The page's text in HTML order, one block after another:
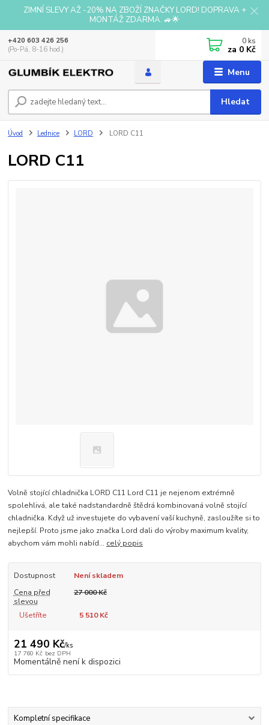
ZIMNÍ SLEVY AŽ -20% NA ZBOŽÍ ZNAČKY LORD! DOPRAVA +
MONTÁŽ ZDARMA. 🚙🌟
Menu
Hledat
+420 603 426 256
(Po-Pá, 8-16 hod.)
0 ks
za 0 Kč
Úvod Lednice LORD LORD C11
LORD C11
Volně stojící chladnička LORD C11 Lord C11 je nejenom extrémně
spolehlivá, ale také nadstandardně štědrá kombinovaná volně stojící
chladnička. Když už investujete do vybavení vaší kuchyně, zasloužíte si to
nejlepší. Proto jsme jako značka Lord dali do výroby maximum kvality,
abychom vám mohli nabíd... celý popis
Dostupnost
Není skladem
Cena před
slevou
27 000 Kč
Ušetříte 5 510 Kč
21 490 Kč/ks
17 760 Kč bez DPH
Momentálně není k dispozici
Kompletní specifikace